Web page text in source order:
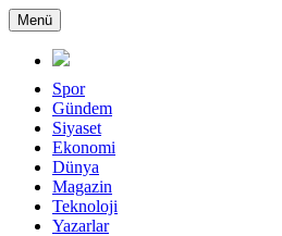
Menü
Spor
Gündem
Siyaset
Ekonomi
Dünya
Magazin
Teknoloji
Yazarlar